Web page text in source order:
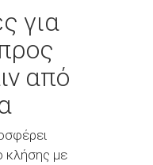
για
από
κλήσης με